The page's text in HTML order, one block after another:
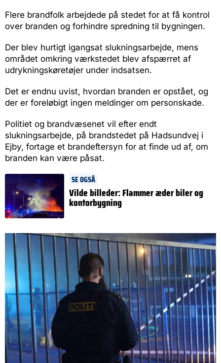
Flere brandfolk arbejdede på stedet for at få kontrol
over branden og forhindre spredning til bygningen.
Der blev hurtigt igangsat slukningsarbejde, mens
området omkring værkstedet blev afspærret af
udrykningskøretøjer under indsatsen.
Det er endnu uvist, hvordan branden er opstået, og
der er foreløbigt ingen meldinger om personskade.
Politiet og brandvæsenet vil efter endt
slukningsarbejde, på brandstedet på Hadsundvej i
Ejby, fortage et brandeftersyn for at finde ud af, om
branden kan være påsat.
SE OGSÅ
Vilde billeder: Flammer æder biler og
kontorbygning